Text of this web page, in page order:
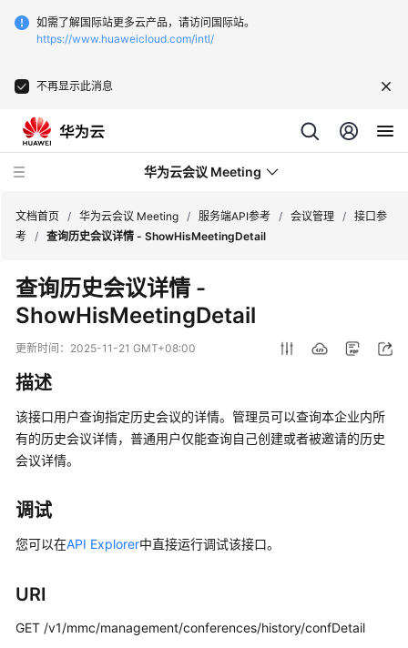
如需了解国际站更多云产品，请访问国际站。
https://www.huaweicloud.com/intl/
不再显示此消息
华为云会议 Meeting
最
新
动
服
务
公
告
品
介
绍
费
说
明
文档首页 / 华为云会议 Meeting / 服务端API参考 / 会议管理 / 接口参
考 / 查询历史会议详情 - ShowHisMeetingDetail
查询历史会议详情 -
ShowHisMeetingDetail
更新时间： 2025-11-21 GMT+08:00
描述
该接口用户查询指定历史会议的详情。管理员可以查询本企业内所
有的历史会议详情，普通用户仅能查询自己创建或者被邀请的历史
会议详情。
调试
您可以在API Explorer中直接运行调试该接口。
URI
GET /v1/mmc/management/conferences/history/confDetail